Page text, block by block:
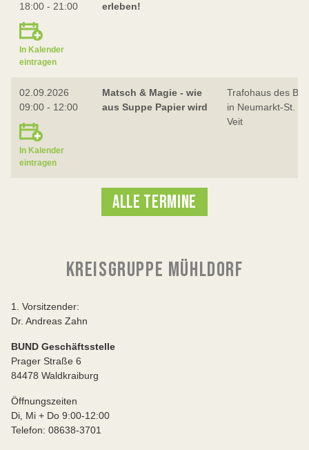
18:00 - 21:00
In Kalender
eintragen
erleben!
02.09.2026
09:00 - 12:00
In Kalender
eintragen
Matsch & Magie - wie
aus Suppe Papier wird
Trafohaus des BN
in Neumarkt-St.
Veit
ALLE TERMINE
KREISGRUPPE MÜHLDORF
1. Vorsitzender:
Dr. Andreas Zahn
BUND Geschäftsstelle
Prager Straße 6
84478 Waldkraiburg
Öffnungszeiten
Di, Mi + Do 9:00-12:00
Telefon: 08638-3701